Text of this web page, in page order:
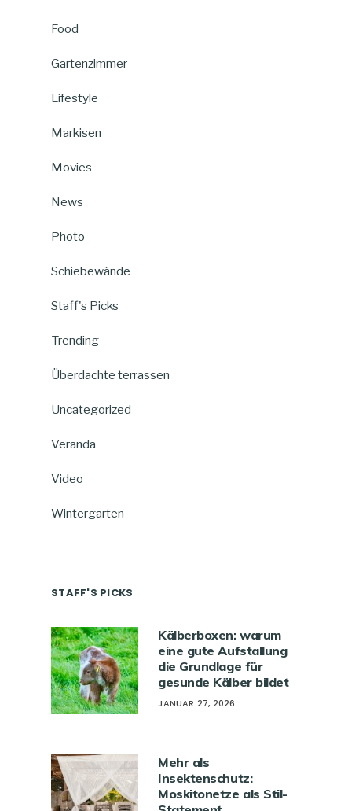
Food
Gartenzimmer
Lifestyle
Markisen
Movies
News
Photo
Schiebewände
Staff's Picks
Trending
Überdachte terrassen
Uncategorized
Veranda
Video
Wintergarten
STAFF'S PICKS
Kälberboxen: warum
eine gute Aufstallung
die Grundlage für
gesunde Kälber bildet
JANUAR 27, 2026
Mehr als
Insektenschutz:
Moskitonetze als Stil-